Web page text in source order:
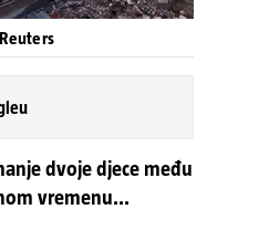
dvoje djece među
vremenu...